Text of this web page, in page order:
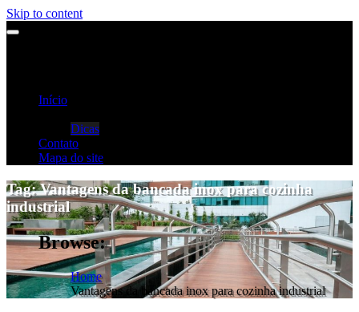
Skip to content
Início
Dicas
Contato
Mapa do site
Tag:Vantagens da bancada inox para cozinha
industrial
Browse:
Home
Vantagens da bancada inox para cozinha industrial